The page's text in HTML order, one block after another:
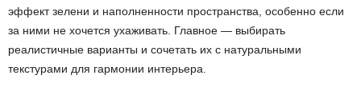
эффект зелени и наполненности пространства, особенно если
за ними не хочется ухаживать. Главное — выбирать
реалистичные варианты и сочетать их с натуральными
текстурами для гармонии интерьера.